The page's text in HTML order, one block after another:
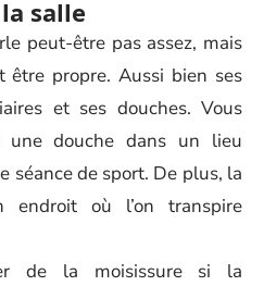
salle
peut-être pas assez, mais
propre. Aussi bien ses
et ses douches. Vous
une douche dans un lieu
séance de sport. De plus, la
où l’on transpire
de la moisissure si la